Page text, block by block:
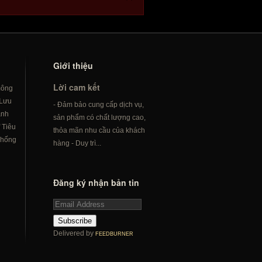
Lưu
Tiêu
Giới thiệu
Lời cam kết
- Đảm bảo cung cấp dịch vụ,
sản phẩm có chất lượng cao,
thỏa mãn nhu cầu của khách
hàng - Duy trì...
Đăng ký nhận bản tin
Subscribe
Delivered by FEEDBURNER